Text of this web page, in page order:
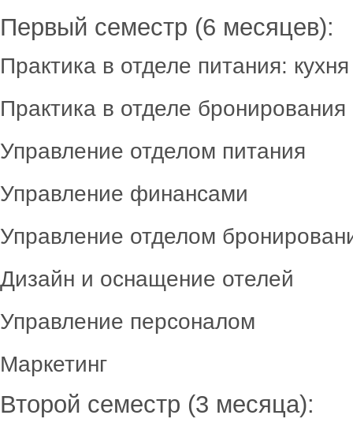
Первый семестр (6 месяцев):
Практика в отделе питания:
Практика в отделе бронирования
Управление отделом питания
Управление финансами
Управление отделом
Дизайн и оснащение отелей
Управление персоналом
Маркетинг
Второй семестр (3 месяца):